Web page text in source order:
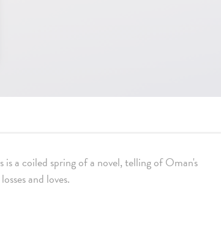
a coiled spring of a novel, telling of Oman's
and loves.